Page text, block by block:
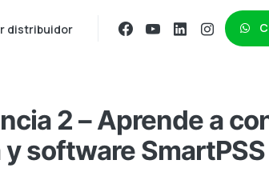
distribuidor
2 – Aprende a
software SmartPSS